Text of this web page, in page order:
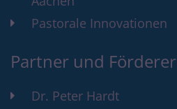
Pastorale Innovationen
Partner und Förderer
Dr. Peter Hardt